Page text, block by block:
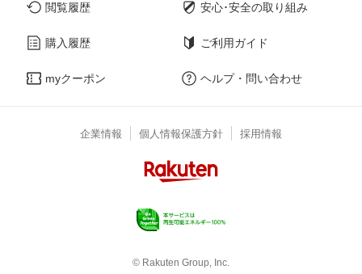
閲覧履歴
購入履歴
myクーポン
安心･安全の取り組み
ご利用ガイド
ヘルプ・問い合わせ
企業情報 個人情報保護方針 採用情報
© Rakuten Group, Inc.